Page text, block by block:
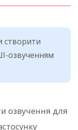
створити
озвученням
озвучення для